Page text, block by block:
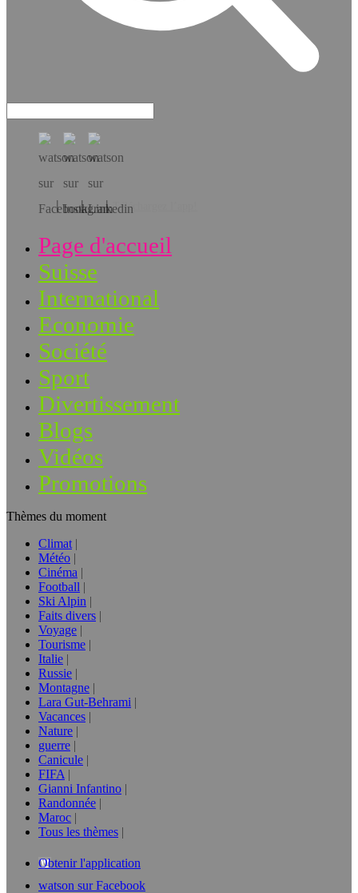
Téléchargez l’app!
Page d'accueil
Suisse
International
Economie
Société
Sport
Divertissement
Blogs
Vidéos
Promotions
Thèmes du moment
Climat
Météo
Cinéma
Football
Ski Alpin
Faits divers
Voyage
Tourisme
Italie
Russie
Montagne
Lara Gut-Behrami
Vacances
Nature
guerre
Canicule
FIFA
Gianni Infantino
Randonnée
Maroc
Tous les thèmes
Obtenir l'application
watson sur Facebook